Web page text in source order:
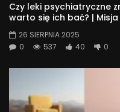
Czy leki psychiatryczne
warto się ich bać? |
26 SIERPNIA 2025
0
537 40 0